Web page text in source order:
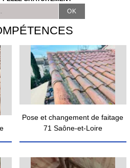
Pose et changement de faitage
71 Saône-et-Loire